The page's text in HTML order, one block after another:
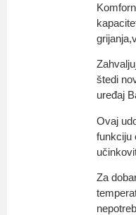
štedi
uređaj
Ovaj
funkciju
Za